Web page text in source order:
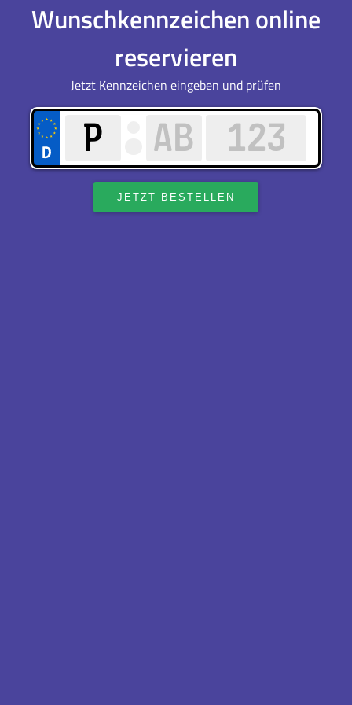
Wunschkennzeichen online
reservieren
Jetzt Kennzeichen eingeben und prüfen
JETZT BESTELLEN